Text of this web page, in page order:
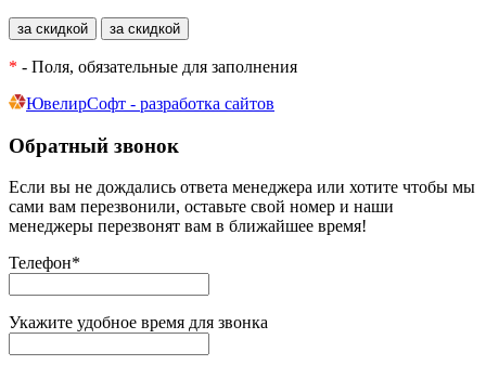
* - Поля, обязательные для заполнения
ЮвелирСофт - разработка сайтов
Обратный звонок
Если вы не дождались ответа менеджера или хотите чтобы мы
сами вам перезвонили, оставьте свой номер и наши
менеджеры перезвонят вам в ближайшее время!
Телефон*
Укажите удобное время для звонка